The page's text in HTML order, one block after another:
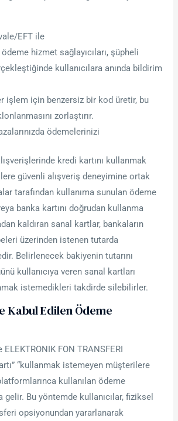
EFT ile
hizmet sağlayıcıları, şüpheli
kullanıcılara anında bildirim
işlem için benzersiz bir kod üretir, bu
zorlaştırır.
ödemelerinizi
kredi kartını kullanmak
güvenli alışveriş deneyimine ortak
tarafından kullanıma sunulan ödeme
banka kartını doğrudan kullanma
kaldıran sanal kartlar, bankaların
üzerinden istenen tutarda
Belirlenecek bakiyenin tutarını
kullanıcıya veren sanal kartları
istemedikleri takdirde silebilirler.
Kabul Edilen Ödeme
FON TRANSFERI
“kullanmak istemeyen müşterilere
kullanılan ödeme
gelir. Bu yöntemde kullanıcılar, fiziksel
opsiyonundan yararlanarak